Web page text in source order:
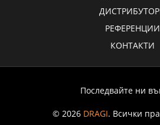
РЕФЕРЕНЦИИ
КОНТАКТИ
Последвайте ни
© 2026 DRAGI. Всички